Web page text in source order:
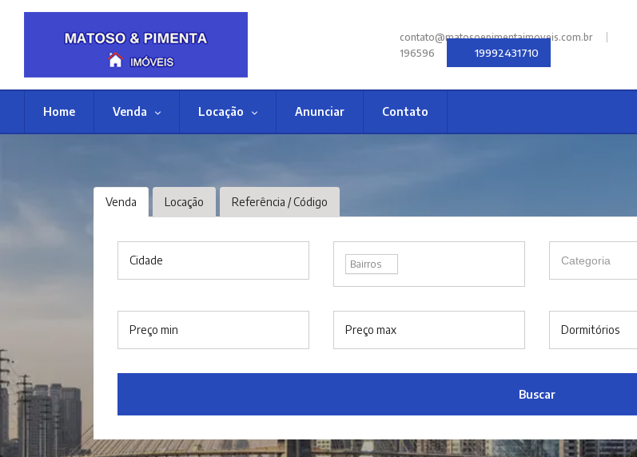
contato@matosoepimentaimoveis.com.br |
196596 19992431710
Home Venda Locação Anunciar Contato
Venda Locação Referência / Código
Cidade Bairros
Preço min Preço max Dormitórios
Buscar